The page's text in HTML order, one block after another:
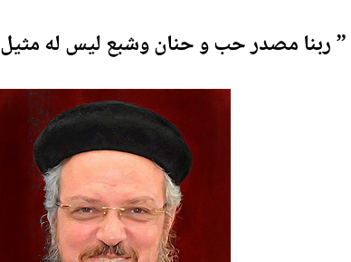
” ربنا مصدر حب و حنان وشبع ليس له مثيل